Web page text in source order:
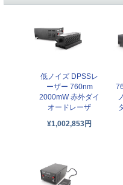
低ノイズ DPSSレ
ーザー 760nm
2000mW 赤外ダイ
オードレーザ
¥1,002,853円